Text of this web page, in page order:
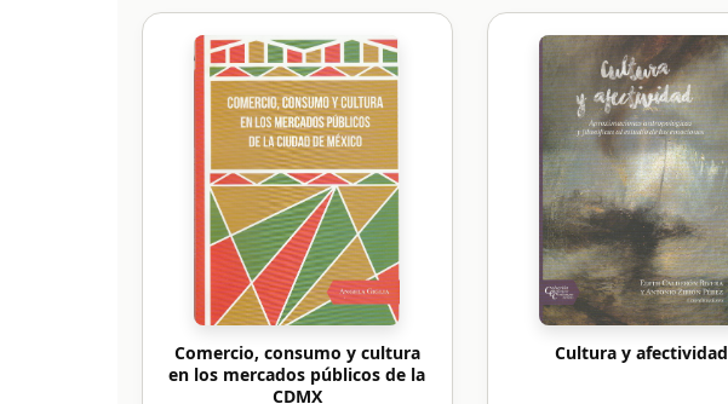
Comercio, consumo y cultura
en los mercados públicos de la
CDMX
Cultura y afectividad